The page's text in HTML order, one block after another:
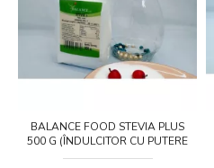
BALANCE FOOD STEVIA PLUS
500 G (ÎNDULCITOR CU PUTERE
DE PATRU ORI MAI MARE)